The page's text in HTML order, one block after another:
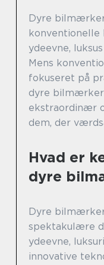
Dyre
konventionelle
ydeevne,
Mens
fokuseret på
dyre
ekstraordinær
dem, der
Hvad er
dyre
Dyre
spektakulære
ydeevne,
innovative